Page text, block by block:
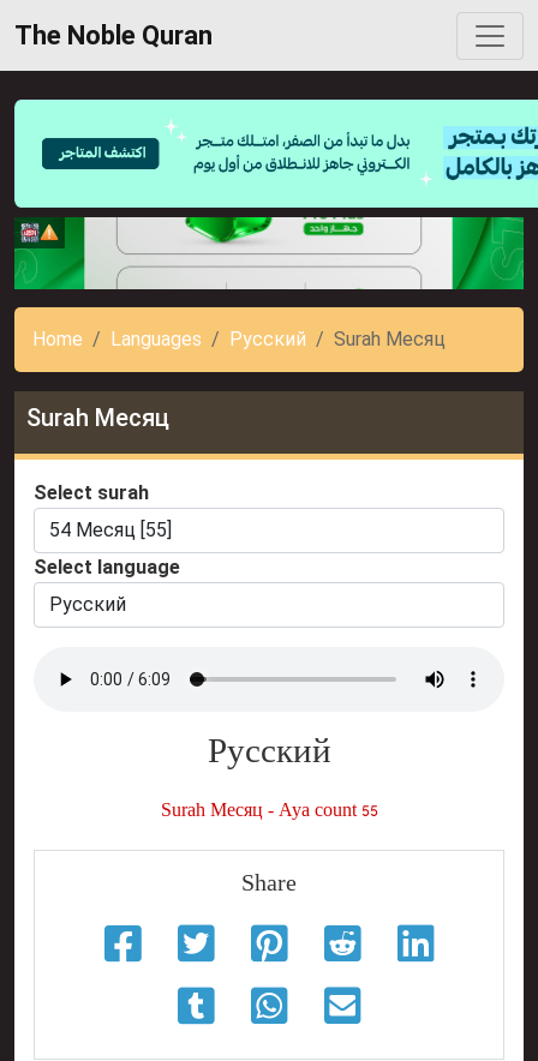
The Noble Quran
Home Languages Русский Surah Месяц
Surah Месяц
Select surah
Select language
Русский
Surah Месяц - Aya count 55
Share